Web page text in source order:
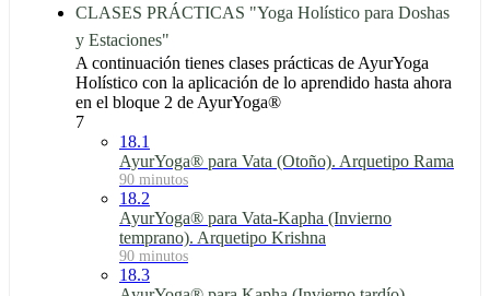
CLASES PRÁCTICAS "Yoga Holístico para Doshas
y Estaciones"
A continuación tienes clases prácticas de AyurYoga
Holístico con la aplicación de lo aprendido hasta ahora
en el bloque 2 de AyurYoga®
7
18.1
AyurYoga® para Vata (Otoño). Arquetipo Rama
90 minutos
18.2
AyurYoga® para Vata-Kapha (Invierno
temprano). Arquetipo Krishna
90 minutos
18.3